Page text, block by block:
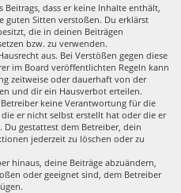
dass er keine Inhalte enthält,
guten Sitten verstoßen. Du erklärst
die in deinen Beiträgen
bzw. zu verwenden.
aus. Bei Verstößen gegen diese
im Board veröffentlichten Regeln kann
zeitweise oder dauerhaft von der
und dir ein Hausverbot erteilen.
keine Verantwortung für die
er nicht selbst erstellt hat oder die er
gestattest dem Betreiber, dein
jederzeit zu löschen oder zu
hinaus, deine Beiträge abzuändern,
oder geeignet sind, dem Betreiber